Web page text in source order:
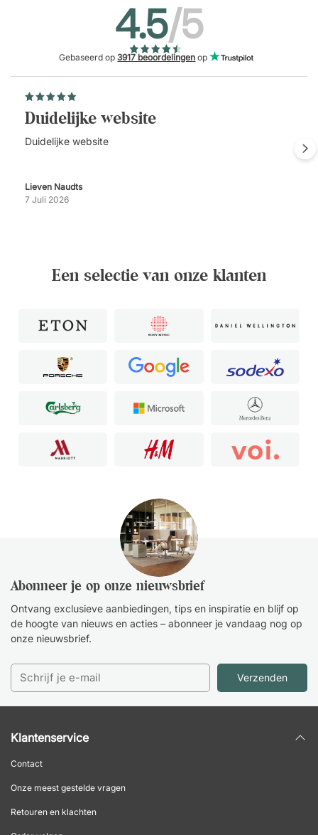
4.5/5
Gebaseerd op3917 beoordelingen op
Duidelijke website
Duidelijke website
Lieven Naudts
7 Juli 2026
Een selectie van onze klanten
Abonneer je op onze nieuwsbrief
Ontvang exclusieve aanbiedingen, tips en inspiratie en blijf op
de hoogte van nieuws en acties – abonneer je vandaag nog op
onze nieuwsbrief.
Verzenden
Klantenservice
Contact
Onze meest gestelde vragen
Retouren en klachten